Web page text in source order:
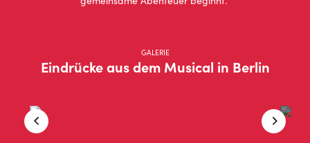
GALERIE
Eindrücke aus dem Musical in Berlin